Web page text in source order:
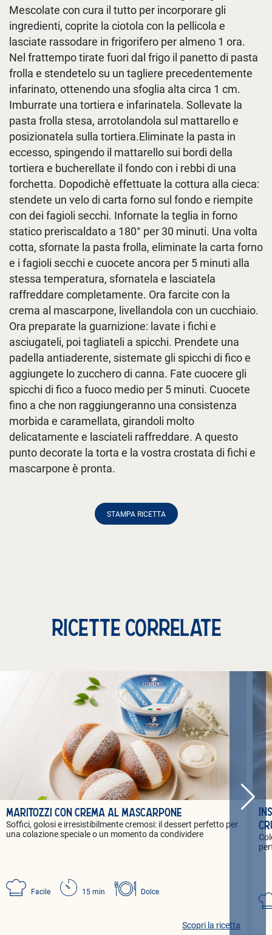
Mescolate con cura il tutto per incorporare gli
ingredienti, coprite la ciotola con la pellicola e
lasciate rassodare in frigorifero per almeno 1 ora.
Nel frattempo tirate fuori dal frigo il panetto di pasta
frolla e stendetelo su un tagliere precedentemente
infarinato, ottenendo una sfoglia alta circa 1 cm.
Imburrate una tortiera e infarinatela. Sollevate la
pasta frolla stesa, arrotolandola sul mattarello e
posizionatela sulla tortiera.Eliminate la pasta in
eccesso, spingendo il mattarello sui bordi della
tortiera e bucherellate il fondo con i rebbi di una
forchetta. Dopodichè effettuate la cottura alla cieca:
stendete un velo di carta forno sul fondo e riempite
con dei fagioli secchi. Infornate la teglia in forno
statico preriscaldato a 180° per 30 minuti. Una volta
cotta, sfornate la pasta frolla, eliminate la carta forno
e i fagioli secchi e cuocete ancora per 5 minuti alla
stessa temperatura, sfornatela e lasciatela
raffreddare completamente. Ora farcite con la
crema al mascarpone, livellandola con un cucchiaio.
Ora preparate la guarnizione: lavate i fichi e
asciugateli, poi tagliateli a spicchi. Prendete una
padella antiaderente, sistemate gli spicchi di fico e
aggiungete lo zucchero di canna. Fate cuocere gli
spicchi di fico a fuoco medio per 5 minuti. Cuocete
fino a che non raggiungeranno una consistenza
morbida e caramellata, girandoli molto
delicatamente e lasciateli raffreddare. A questo
punto decorate la torta e la vostra crostata di fichi e
mascarpone è pronta.
STAMPA RICETTA
RICETTE CORRELATE
MARITOZZI CON CREMA AL MASCARPONE
Soffici, golosi e irresistibilmente cremosi: il dessert perfetto per
una colazione speciale o un momento da condividere
Facile 15 min Dolce
Scopri la ricetta